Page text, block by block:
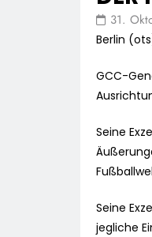
31.
Berlin
GCC-
Seine
Seine
jegliche